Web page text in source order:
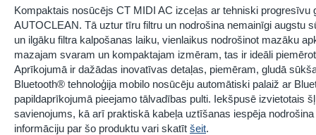
Kompaktais nosūcējs CT MIDI AC izceļas ar tehniski progresīvu
AUTOCLEAN. Tā uztur tīru filtru un nodrošina nemainīgi augstu
un ilgāku filtra kalpošanas laiku, vienlaikus nodrošinot mazāku
mazajam svaram un kompaktajam izmēram, tas ir ideāli
Aprīkojumā ir dažādas inovatīvas detaļas, piemēram, gludā
Bluetooth® tehnoloģija mobilo nosūcēju automātiski palaiž ar
papildaprīkojumā pieejamo tālvadības pulti. Iekšpusē izvietotais
savienojums, kā arī praktiskā kabeļa uztīšanas iespēja
informāciju par šo produktu vari skatīt šeit.